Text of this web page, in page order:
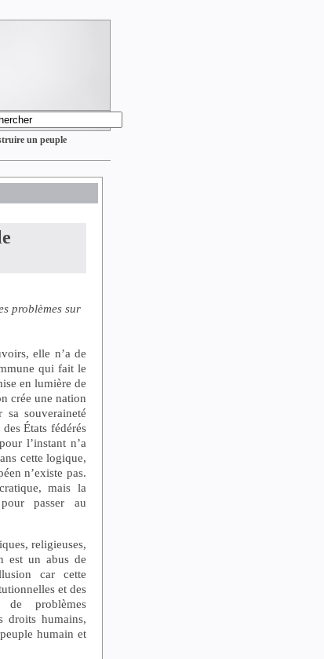
un peuple
problèmes sur
elle n’a de
qui fait le
en lumière de
crée une nation
souveraineté
États fédérés
l’instant n’a
cette logique,
n’existe pas.
mais la
passer au
religieuses,
est un abus de
car cette
et des
de problèmes
droits humains,
humain et